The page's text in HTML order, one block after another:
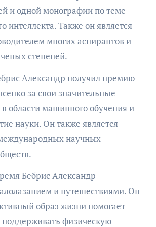
и одной монографии по теме
интеллекта. Также он является
многих аспирантов и
степеней.
Александр получил премию
за свои значительные
области машинного обучения и
науки. Он также является
научных
Бебрис Александр
и путешествиями. Он
образ жизни помогает
поддерживать физическую